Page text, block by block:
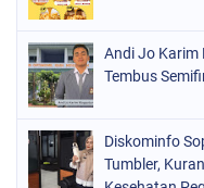
POLRI
SOPPENG
SULSEL
Andi Jo Karim
Tembus
Diskominfo
Tumbler,